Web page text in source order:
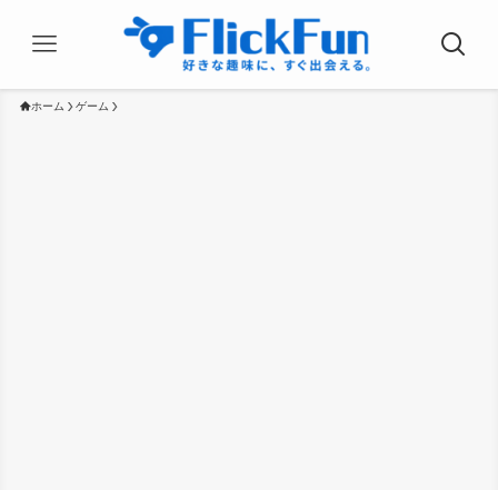
ホーム ゲーム